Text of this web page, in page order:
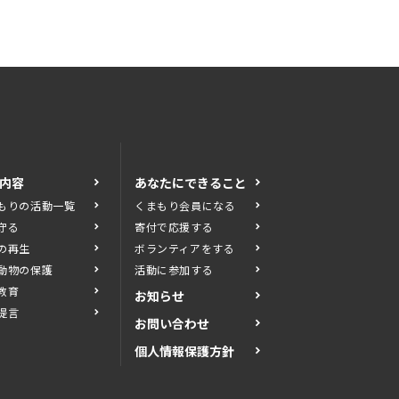
容
りの活動一覧
る
再生
物の保護
育
言
あなたにできること
くまもり会員になる
寄付で応援する
ボランティアをする
活動に参加する
お知らせ
お問い合わせ
個人情報保護方針